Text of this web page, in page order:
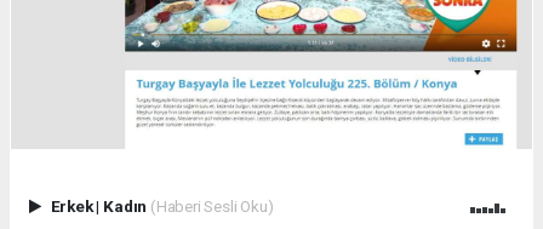
Erkek| Kadın (Haberi Sesli Oku)